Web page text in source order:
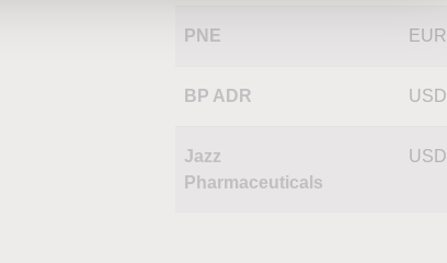
PNE EUR
BP ADR USD
Jazz
Pharmaceuticals
USD